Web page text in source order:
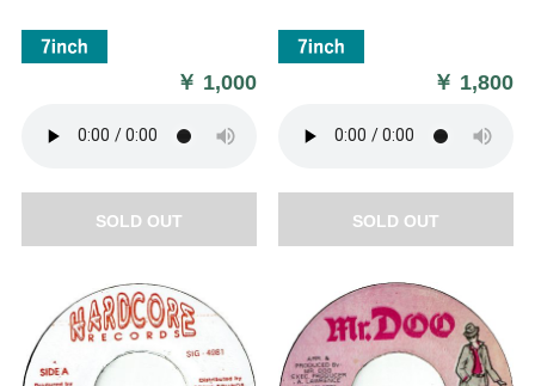
￥ 1,000
SOLD OUT
￥ 1,800
SOLD OUT